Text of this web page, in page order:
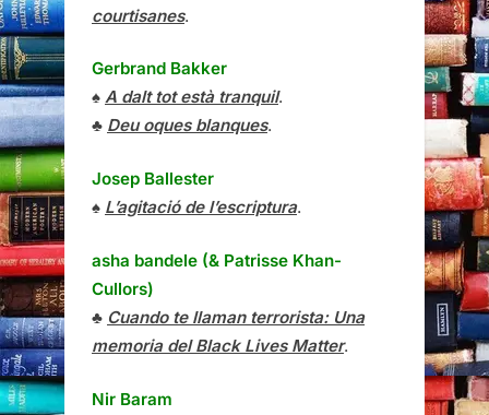
courtisanes.
Gerbrand Bakker
♠ A dalt tot està tranquil.
♣ Deu oques blanques.
Josep Ballester
♠ L’agitació de l’escriptura.
asha bandele (& Patrisse Khan-
Cullors)
♣ Cuando te llaman terrorista: Una
memoria del Black Lives Matter.
Nir Baram